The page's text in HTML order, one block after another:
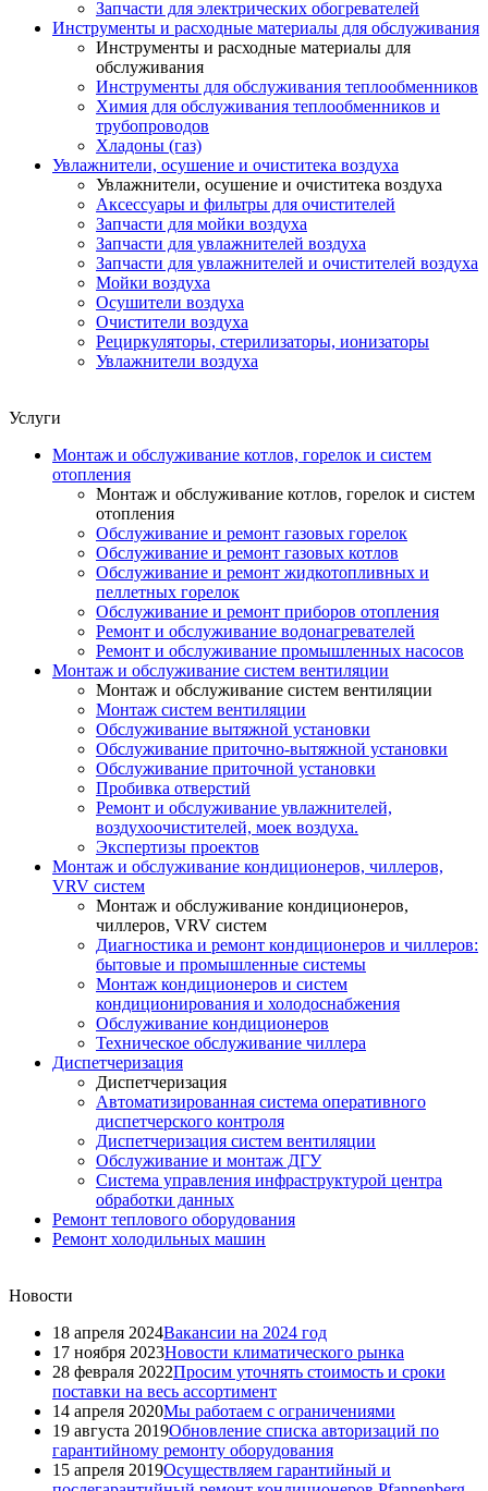
Запчасти для электрических обогревателей
Инструменты и расходные материалы для обслуживания
Инструменты и расходные материалы для
обслуживания
Инструменты для обслуживания теплообменников
Химия для обслуживания теплообменников и
трубопроводов
Хладоны (газ)
Увлажнители, осушение и очиститека воздуха
Увлажнители, осушение и очиститека воздуха
Аксессуары и фильтры для очистителей
Запчасти для мойки воздуха
Запчасти для увлажнителей воздуха
Запчасти для увлажнителей и очистителей воздуха
Мойки воздуха
Осушители воздуха
Очистители воздуха
Рециркуляторы, стерилизаторы, ионизаторы
Увлажнители воздуха
Услуги
Монтаж и обслуживание котлов, горелок и систем
отопления
Монтаж и обслуживание котлов, горелок и систем
отопления
Обслуживание и ремонт газовых горелок
Обслуживание и ремонт газовых котлов
Обслуживание и ремонт жидкотопливных и
пеллетных горелок
Обслуживание и ремонт приборов отопления
Ремонт и обслуживание водонагревателей
Ремонт и обслуживание промышленных насосов
Монтаж и обслуживание систем вентиляции
Монтаж и обслуживание систем вентиляции
Монтаж систем вентиляции
Обслуживание вытяжной установки
Обслуживание приточно-вытяжной установки
Обслуживание приточной установки
Пробивка отверстий
Ремонт и обслуживание увлажнителей,
воздухоочистителей, моек воздуха.
Экспертизы проектов
Монтаж и обслуживание кондиционеров, чиллеров,
VRV систем
Монтаж и обслуживание кондиционеров,
чиллеров, VRV систем
Диагностика и ремонт кондиционеров и чиллеров:
бытовые и промышленные системы
Монтаж кондиционеров и систем
кондиционирования и холодоснабжения
Обслуживание кондиционеров
Техническое обслуживание чиллера
Диспетчеризация
Диспетчеризация
Автоматизированная система оперативного
диспетчерского контроля
Диспетчеризация систем вентиляции
Обслуживание и монтаж ДГУ
Система управления инфраструктурой центра
обработки данных
Ремонт теплового оборудования
Ремонт холодильных машин
Новости
18 апреля 2024Вакансии на 2024 год
17 ноября 2023Новости климатического рынка
28 февраля 2022Просим уточнять стоимость и сроки
поставки на весь ассортимент
14 апреля 2020Мы работаем с ограничениями
19 августа 2019Обновление списка авторизаций по
гарантийному ремонту оборудования
15 апреля 2019Осуществляем гарантийный и